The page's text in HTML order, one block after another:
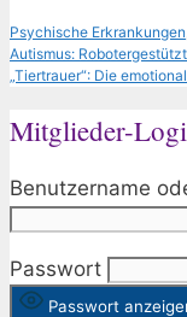
Kategorien
Psychische Erkrankungen
Autismus:
„Tiertrauer“: Die
Mitglieder-
Benutzername
Passwort
Passwort